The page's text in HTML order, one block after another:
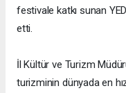
festivale katkı sunan
etti.
İl Kültür ve Turizm
turizminin dünyada en